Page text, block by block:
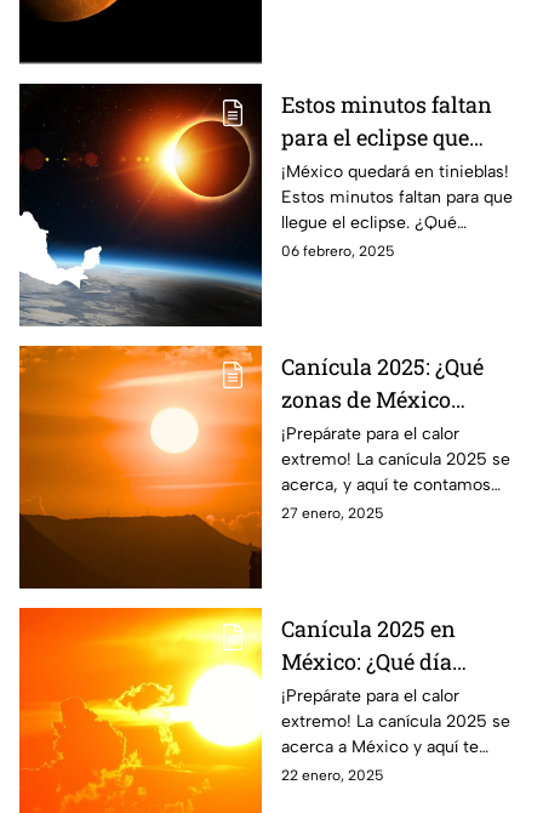
Estos minutos faltan
para el eclipse que
oscurecerá a México
¡México quedará en tinieblas!
Estos minutos faltan para que
llegue el eclipse. ¿Qué
medidas tomar al respecto?
06 febrero, 2025
Canícula 2025: ¿Qué
zonas de México
sufrirán más por el
calor extremo?
¡Prepárate para el calor
extremo! La canícula 2025 se
acerca, y aquí te contamos
qué zonas de México sentirán
27 enero, 2025
Canícula 2025 en
México: ¿Qué día
comienza y cuánto
durará?
¡Prepárate para el calor
extremo! La canícula 2025 se
acerca a México y aquí te
contamos todo lo que
22 enero, 2025